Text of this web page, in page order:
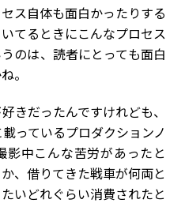
ス自体も面白かったりする
てるときにこんなプロセス
のは、読者にとっても面白
。
きだったんですけれども、
っているプロダクションノ
影中こんな苦労があったと
、借りてきた戦車が何両と
いどれぐらい消費されたと